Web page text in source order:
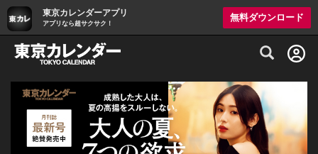
東京カレンダーアプリ
アプリなら超サクサク！
無料ダウンロード
グルメ情報・プレミアムレストラン予約